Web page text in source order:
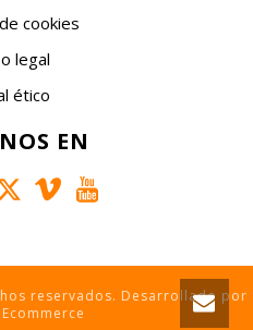
cookies
legal
ético
EN
reservados. Desarrollado por